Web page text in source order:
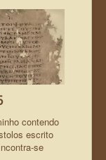
contendo
escrito
se